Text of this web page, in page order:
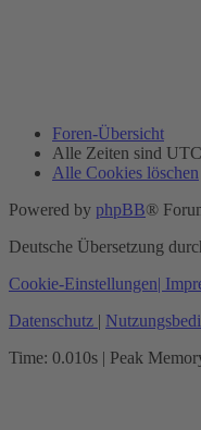
Foren-Übersicht
Alle Zeiten sind
Alle Cookies löschen
Powered by phpBB®
Deutsche Übersetzung
Cookie-Einstellungen|
Datenschutz |
Time: 0.010s | Peak